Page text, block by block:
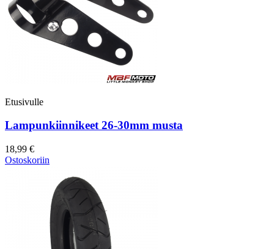
Etusivulle
Lampunkiinnikeet 26-30mm musta
18,99 €
Ostoskoriin